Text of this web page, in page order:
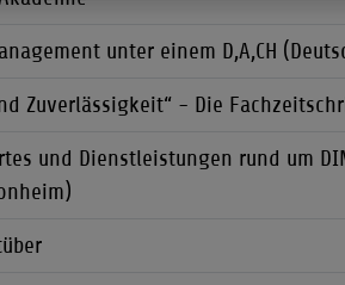
unter einem D,A,CH
Zuverlässigkeit“ - Die
und Dienstleistungen rund um